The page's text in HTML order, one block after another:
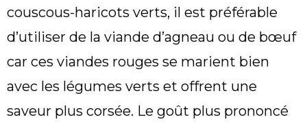
couscous-haricots verts, il est préférable
d’utiliser de la viande d’agneau ou de bœuf
car ces viandes rouges se marient bien
avec les légumes verts et offrent une
saveur plus corsée. Le goût plus prononcé